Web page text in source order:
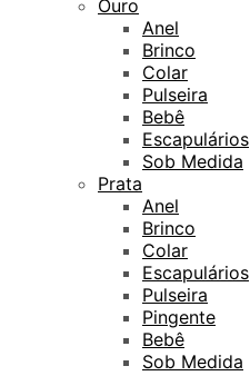
Ouro
Anel
Brinco
Colar
Pulseira
Bebê
Escapulários
Sob Medida
Prata
Anel
Brinco
Colar
Escapulários
Pulseira
Pingente
Bebê
Sob Medida